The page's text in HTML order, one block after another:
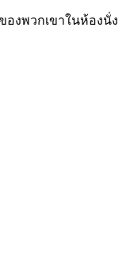
งพวกเขาในห้องนั่ง